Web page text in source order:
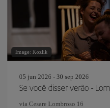
Image: Kozlik
05 jun 2026 - 30 sep 2026
Se você disser verão -
via Cesare Lombroso 16